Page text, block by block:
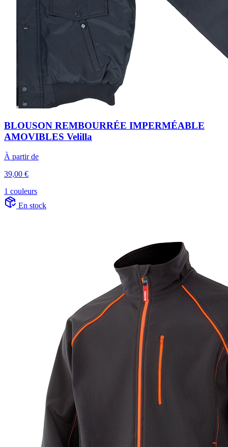
BLOUSON REMBOURRÉE IMPERMÉABLE
AMOVIBLES Velilla
À partir de
39,00 €
1 couleurs
En stock